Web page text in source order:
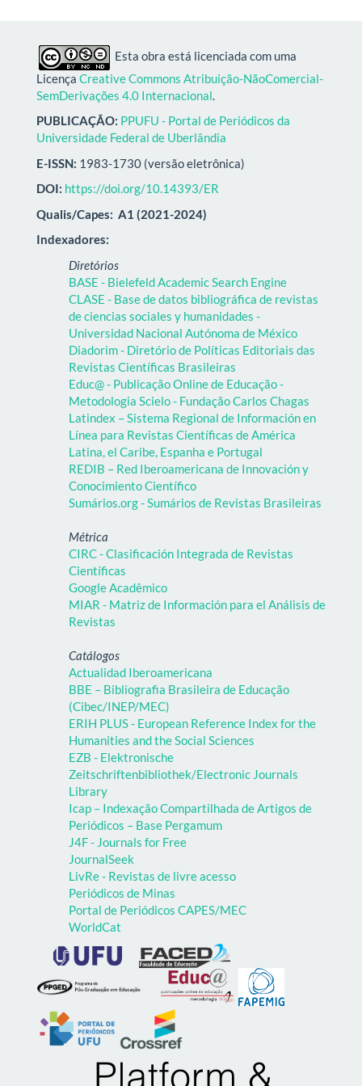
Esta obra está licenciada com uma
Licença Creative Commons Atribuição-NãoComercial-
SemDerivações 4.0 Internacional.
PUBLICAÇÃO: PPUFU - Portal de Periódicos da
Universidade Federal de Uberlândia
E-ISSN: 1983-1730 (versão eletrônica)
DOI: https://doi.org/10.14393/ER
Qualis/Capes: A1 (2021-2024)
Indexadores:
Diretórios
BASE - Bielefeld Academic Search Engine
CLASE - Base de datos bibliográfica de revistas
de ciencias sociales y humanidades -
Universidad Nacional Autónoma de México
Diadorim - Diretório de Políticas Editoriais das
Revistas Científicas Brasileiras
Educ@ - Publicação Online de Educação -
Metodologia Scielo - Fundação Carlos Chagas
Latindex – Sistema Regional de Información en
Línea para Revistas Científicas de América
Latina, el Caribe, Espanha e Portugal
REDIB – Red Iberoamericana de Innovación y
Conocimiento Científico
Sumários.org - Sumários de Revistas Brasileiras
Métrica
CIRC - Clasificación Integrada de Revistas
Científicas
Google Acadêmico
MIAR - Matriz de Información para el Análisis de
Revistas
Catálogos
Actualidad Iberoamericana
BBE – Bibliografia Brasileira de Educação
(Cibec/INEP/MEC)
ERIH PLUS - European Reference Index for the
Humanities and the Social Sciences
EZB - Elektronische
Zeitschriftenbibliothek/Electronic Journals
Library
Icap – Indexação Compartilhada de Artigos de
Periódicos – Base Pergamum
J4F - Journals for Free
JournalSeek
LivRe - Revistas de livre acesso
Periódicos de Minas
Portal de Periódicos CAPES/MEC
WorldCat